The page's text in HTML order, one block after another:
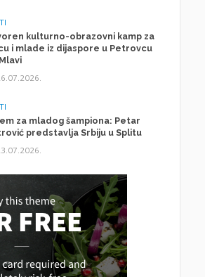
kulturno-obrazovni kamp za
i mlade iz dijaspore u Petrovcu
za mladog šampiona: Petar
predstavlja Srbiju u Splitu